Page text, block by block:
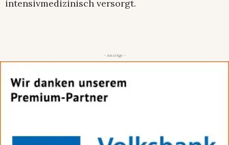
intensivmedizinisch versorgt.
- Anzeige -